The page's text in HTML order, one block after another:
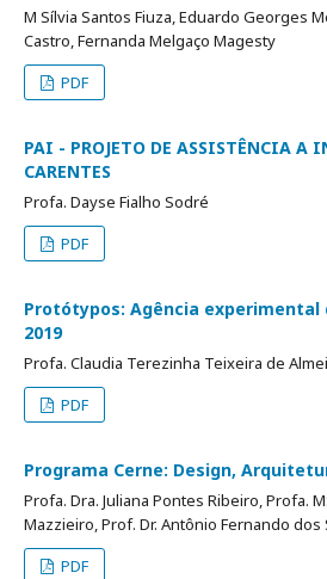
M Sílvia Santos Fiuza, Eduardo Georges
Castro, Fernanda Melgaço Magesty
PDF
PAI - PROJETO DE ASSISTÊNCIA A
CARENTES
Profa. Dayse Fialho Sodré
PDF
Protótypos: Agência experimental
2019
Profa. Claudia Terezinha Teixeira de
PDF
Programa Cerne: Design,
Profa. Dra. Juliana Pontes Ribeiro, Profa.
Mazzieiro, Prof. Dr. Antônio Fernando dos
PDF